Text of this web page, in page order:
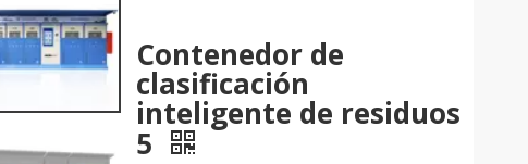
Contenedor de
clasificación
inteligente de residuos
5